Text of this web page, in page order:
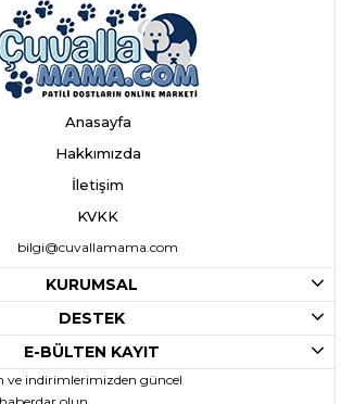
Anasayfa
Hakkımızda
İletişim
KVKK
bilgi@cuvallamama.com
KURUMSAL
DESTEK
E-BÜLTEN KAYIT
ve indirimlerimizden güncel